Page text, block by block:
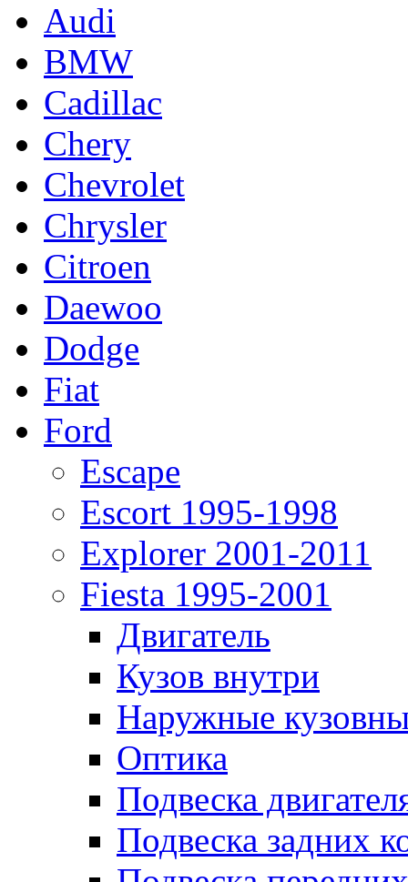
Audi
BMW
Cadillac
Chery
Chevrolet
Chrysler
Citroen
Daewoo
Dodge
Fiat
Ford
Escape
Escort 1995-1998
Explorer 2001-2011
Fiesta 1995-2001
Двигатель
Кузов внутри
Наружные
Оптика
Подвеска
Подвеска задних